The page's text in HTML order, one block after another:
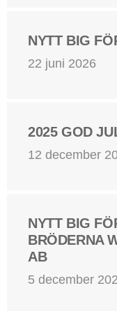
NYTT BIG
22 juni 2026
2025 GOD
12 december
NYTT BIG
BRÖDERNA
AB
5 december